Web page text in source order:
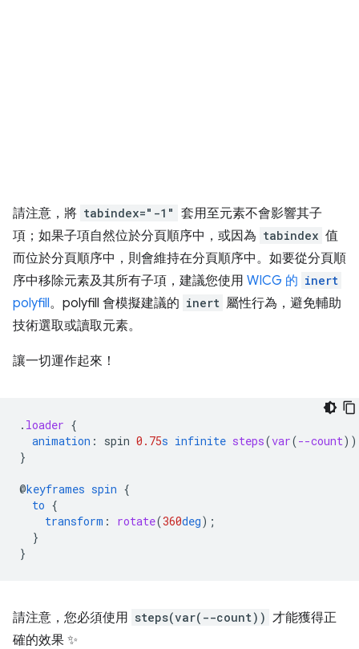
請注意，將 tabindex="-1" 套用至元素不會影響其子
項；如果子項自然位於分頁順序中，或因為 tabindex 值
而位於分頁順序中，則會維持在分頁順序中。如要從分頁順
序中移除元素及其所有子項，建議您使用 WICG 的 inert
polyfill。polyfill 會模擬建議的 inert 屬性行為，避免輔助
技術選取或讀取元素。
讓一切運作起來！
. loader {
animation : spin 0.75s infinite steps(var(--count
}
@keyframes spin {
to {
transform : rotate(360deg);
}
}
請注意，您必須使用 steps(var(--count)) 才能獲得正
確的效果 ✨